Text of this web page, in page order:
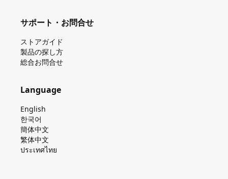
サポート・お問合せ
ストアガイド
製品の探し⽅
総合お問合せ
Language
English
한국어
簡体中文
繁体中文
ประเทศไทย